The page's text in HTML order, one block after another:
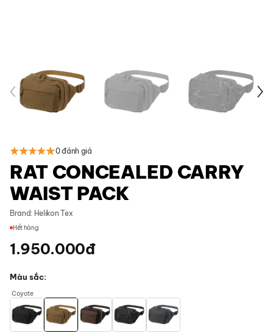
0 đánh giá
RAT CONCEALED CARRY
WAIST PACK
Brand: Helikon Tex
Hết hàng
1.950.000đ
Màu sắc
Coyote